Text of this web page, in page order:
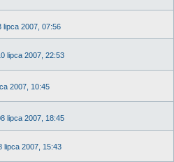
lipca 2007, 07:56
lipca 2007, 22:53
2007, 10:45
lipca 2007, 18:45
lipca 2007, 15:43